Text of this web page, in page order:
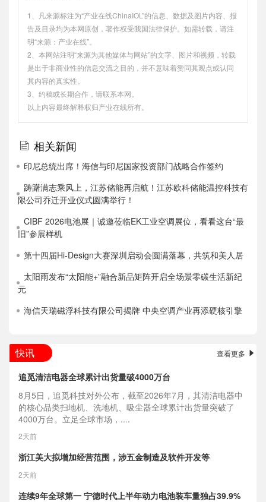
1、凡来源标注为“产业在线ChinaIOL”的信息、数据及图片内容、报
告及目录均为本网原创，著作权受我国法律保护。如需转载，请注
明“来源：产业在线”。
2、本网站注明“来源为其他媒体与网站”的文字、图片和视频，转载
是出于非商业性的信息交流之目的，并不意味着赞同其观点或认同
其内容的真实性。
3、约稿或长期合作，请联系本网。
以上内容最终解释权归产业在线所有。
相关新闻
印尼总统出席！海信与印尼国家投资部门战略合作签约
踌躇满志乘风上，江苏储能再启航！江苏欧科储能温控科技有
限公司乔迁开业仪式圆满举行！
CIBF 2026电池展｜诚邀莅临EK工业空调展位，看看这台“最
旧”参展样机
第十四届Hi-Design大赛深圳启动会圆满落幕，共筑和美人居
太阳雨发布“太阳能+”融合新品矩阵开启全场景零碳生活新纪
元
海信天瑞磁浮科技有限公司揭牌 中央空调产业再添硬核引擎
快讯 查看更多
追觅清洁电器全球累计出货量破4000万台
8月5日，追觅科技对外公布，截至2026年7月，其清洁电器中
的核心品类扫地机、洗地机、吸尘器全球累计出货量突破了
4000万台。立足全球市场，....
2天前
浙江美大拟增加经营范围，涉五金制造及软件开发等
2天前
连续9年全球第一 宁德时代上半年动力电池装车量独占39.9%